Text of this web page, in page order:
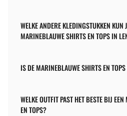
WELKE ANDERE KLEDINGSTUKKEN KUN
MARINEBLAUWE SHIRTS EN TOPS IN
IS DE MARINEBLAUWE SHIRTS EN
WELKE OUTFIT PAST HET BESTE BIJ
EN TOPS?